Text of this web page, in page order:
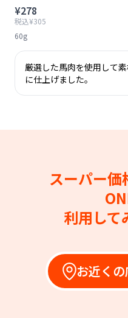
¥278
税込¥305
60g
厳選した馬肉を使用して
に仕上げました。
スーパー価
利用して
お近く